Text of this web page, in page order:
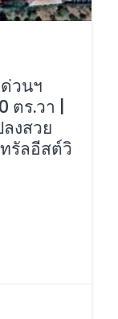
วนฯ
ร.วา |
งสวย
รัลอีสต์วิ